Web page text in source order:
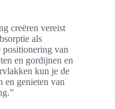
creëren vereist
als
van
en gordijnen en
kun je de
en genieten van